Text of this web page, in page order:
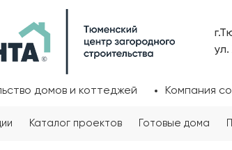
домов и коттеджей Компания
Каталог проектов Готовые дома